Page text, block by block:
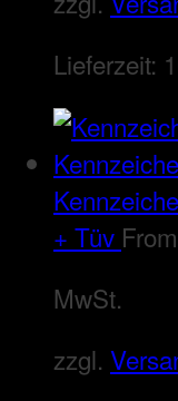
Lieferzeit:
+ Tüv From
MwSt.
zzgl.